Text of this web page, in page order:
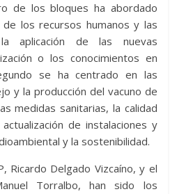
de los bloques ha abordado
los recursos humanos y las
aplicación de las nuevas
o los conocimientos en
se ha centrado en las
y la producción del vacuno de
medidas sanitarias, la calidad
de instalaciones y
y la sostenibilidad.
Ricardo Delgado Vizcaíno, y el
Torralbo, han sido los